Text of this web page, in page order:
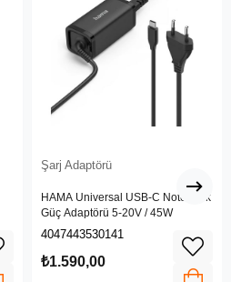
Şarj Adaptörü
HAMA Universal USB-C Notebook
Güç Adaptörü 5-20V / 45W
4047443530141
₺1.590,00